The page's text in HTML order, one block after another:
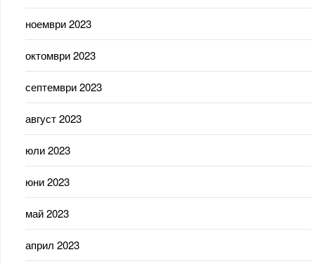
ноември 2023
октомври 2023
септември 2023
август 2023
юли 2023
юни 2023
май 2023
април 2023